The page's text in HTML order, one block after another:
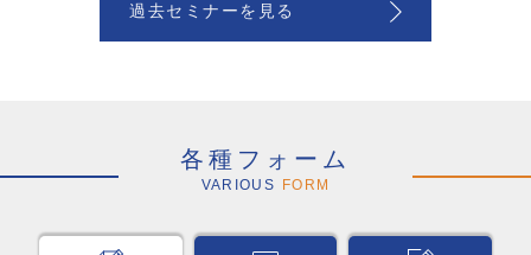
過去セミナーを見る
各種フォーム
VARIOUS FORM